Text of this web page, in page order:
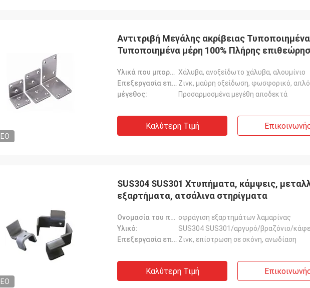
Αντιτριβή Μεγάλης ακρίβειας
Τυποποιημένα μέρη 100% Πλήρης
Υλικά που μπορούν να αξιολογηθούν: Χάλυβα, ανοξείδωτο χάλυβα, αλουμίνιο
Επεξεργασία επιφάνειας: Ζινκ, μαύρη οξείδωση, φωσφορικό, απλό,
μέγεθος:
Προσαρμοσμένα μεγέθη αποδεκτά
Καλύτερη Τιμή
SUS304 SUS301 Χτυπήματα, κάμψεις,
εξαρτήματα, ατσάλινα στηρίγματα
Ονομασία του προϊόντος: σφράγιση εξαρτημάτων λαμαρίνας
Υλικό:
SUS304 SUS301/αργυρό/βραζόνιο/κάφε
Επεξεργασία επιφάνειας: Ζινκ, επίστρωση σε σκόνη, ανωδίαση
Καλύτερη Τιμή